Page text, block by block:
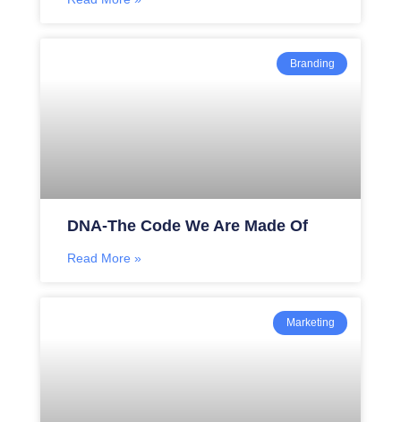
Branding
DNA-The Code We Are Made Of
Read More »
Marketing